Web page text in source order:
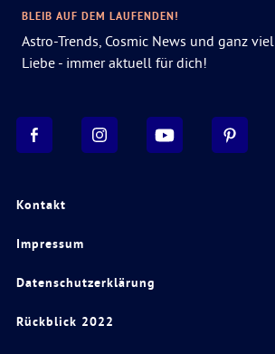
Kontakt
Impressum
Datenschutzerklärung
Rückblick 2022
BLEIB AUF DEM LAUFENDEN!
Astro-Trends, Cosmic News und ganz viel
Liebe - immer aktuell für dich!